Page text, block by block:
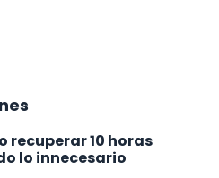
recuperar 10 horas
lo innecesario